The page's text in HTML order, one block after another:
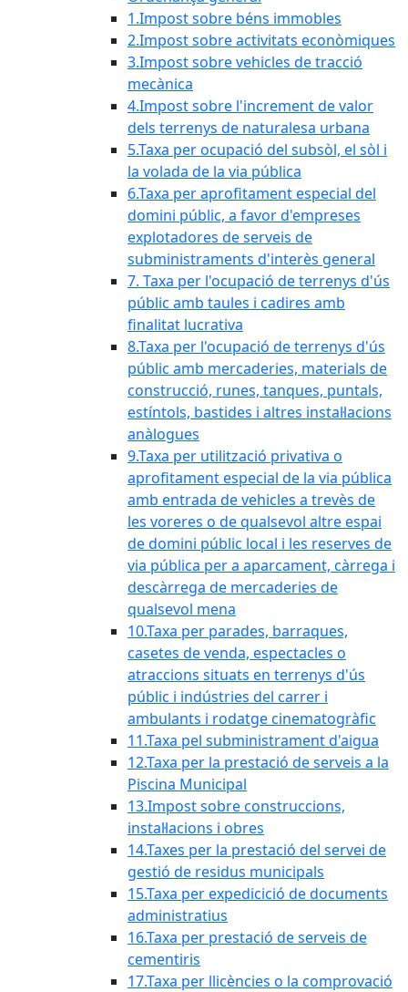
1.Impost sobre béns immobles
2.Impost sobre activitats econòmiques
3.Impost sobre vehicles de tracció
mecànica
4.Impost sobre l'increment de valor
dels terrenys de naturalesa urbana
5.Taxa per ocupació del subsòl, el sòl i
la volada de la via pública
6.Taxa per aprofitament especial del
domini públic, a favor d'empreses
explotadores de serveis de
subministraments d'interès general
7. Taxa per l'ocupació de terrenys d'ús
públic amb taules i cadires amb
finalitat lucrativa
8.Taxa per l'ocupació de terrenys d'ús
públic amb mercaderies, materials de
construcció, runes, tanques, puntals,
estíntols, bastides i altres instal·lacions
anàlogues
9.Taxa per utilització privativa o
aprofitament especial de la via pública
amb entrada de vehicles a trevès de
les voreres o de qualsevol altre espai
de domini públic local i les reserves de
via pública per a aparcament, càrrega i
descàrrega de mercaderies de
qualsevol mena
10.Taxa per parades, barraques,
casetes de venda, espectacles o
atraccions situats en terrenys d'ús
públic i indústries del carrer i
ambulants i rodatge cinematogràfic
11.Taxa pel subministrament d'aigua
12.Taxa per la prestació de serveis a la
Piscina Municipal
13.Impost sobre construccions,
instal·lacions i obres
14.Taxes per la prestació del servei de
gestió de residus municipals
15.Taxa per expedicició de documents
administratius
16.Taxa per prestació de serveis de
cementiris
17.Taxa per llicències o la comprovació